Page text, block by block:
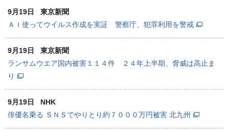
9月19日
東京新聞
ＡＩ使ってウイルス作成を実証 警察庁、犯罪利用を警戒
9月19日
東京新聞
ランサムウエア国内被害１１４件 ２４年上半期、脅威は高止ま
り
9月19日
NHK
俳優名乗る ＳＮＳでやりとり約７０００万円被害 北九州